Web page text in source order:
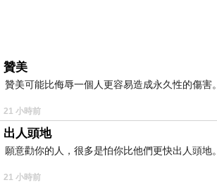
贊美
贊美可能比侮辱一個人更容易造成永久性的傷害。
21 小時前
出人頭地
願意勸你的人，很多是怕你比他們更快出人頭地。
21 小時前